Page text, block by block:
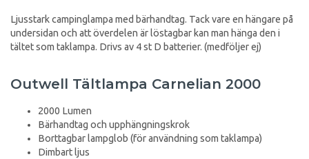
Ljusstark campinglampa med bärhandtag. Tack vare en hängare på
undersidan och att överdelen är löstagbar kan man hänga den i
tältet som taklampa. Drivs av 4 st D batterier. (medföljer ej)
Outwell Tältlampa Carnelian 2000
2000 Lumen
Bärhandtag och upphängningskrok
Borttagbar lampglob (för användning som taklampa)
Dimbart ljus